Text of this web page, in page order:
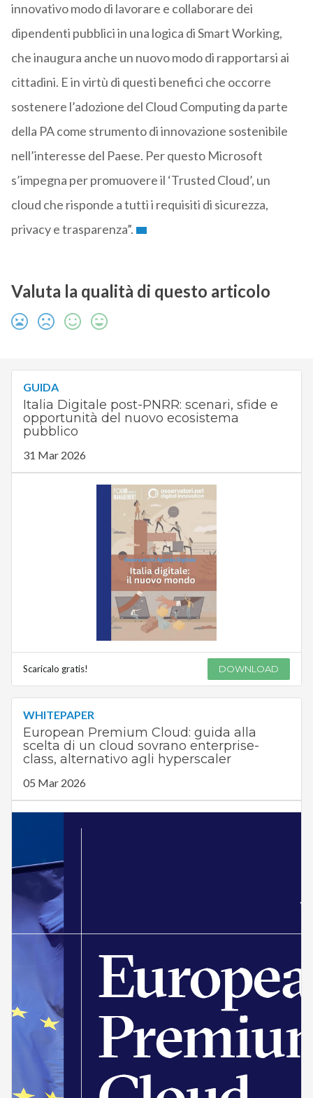
innovativo modo di lavorare e collaborare dei
dipendenti pubblici in una logica di Smart Working,
che inaugura anche un nuovo modo di rapportarsi ai
cittadini. E in virtù di questi benefici che occorre
sostenere l’adozione del Cloud Computing da parte
della PA come strumento di innovazione sostenibile
nell’interesse del Paese. Per questo Microsoft
s’impegna per promuovere il ‘Trusted Cloud’, un
cloud che risponde a tutti i requisiti di sicurezza,
privacy e trasparenza”.
Valuta la qualità di questo articolo
GUIDA
Italia Digitale post-PNRR: scenari, sfide e
opportunità del nuovo ecosistema
pubblico
31 Mar 2026
Scaricalo gratis! DOWNLOAD
WHITEPAPER
European Premium Cloud: guida alla
scelta di un cloud sovrano enterprise-
class, alternativo agli hyperscaler
05 Mar 2026